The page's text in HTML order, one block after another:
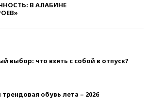
В АЛАБИНЕ
выбор: что взять с собой в отпуск?
обувь лета – 2026